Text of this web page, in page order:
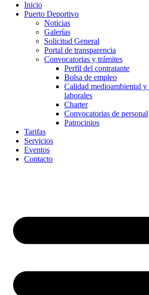
Inicio
Puerto Deportivo
Noticias
Galerías
Solicitud General
Portal de transparencia
Convocatorias y trámites
Perfil del contratante
Bolsa de empleo
Calidad medioambiental
laborales
Charter
Convocatorias de personal
Patrocinios
Tarifas
Servicios
Eventos
Contacto